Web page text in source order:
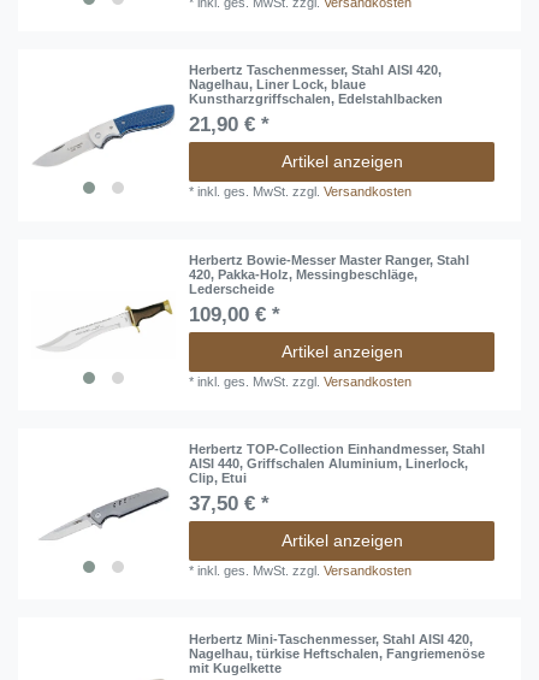
Herbertz Taschenmesser, Stahl AISI 420,
Nagelhau, Liner Lock, blaue
Kunstharzgriffschalen, Edelstahlbacken
21,90 € *
Artikel anzeigen
*inkl. ges. MwSt. zzgl.Versandkosten
Herbertz Bowie-Messer Master Ranger, Stahl
420, Pakka-Holz, Messingbeschläge,
Lederscheide
109,00 € *
Artikel anzeigen
*inkl. ges. MwSt. zzgl.Versandkosten
Herbertz TOP-Collection Einhandmesser, Stahl
AISI 440, Griffschalen Aluminium, Linerlock,
Clip, Etui
37,50 € *
Artikel anzeigen
*inkl. ges. MwSt. zzgl.Versandkosten
Herbertz Mini-Taschenmesser, Stahl AISI 420,
Nagelhau, türkise Heftschalen, Fangriemenöse
mit Kugelkette